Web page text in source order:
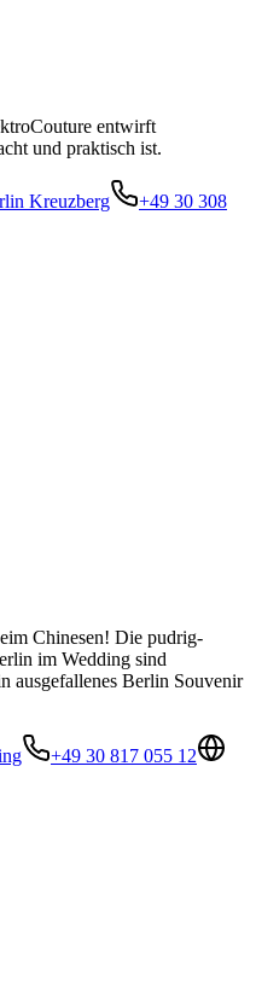
entwirft
und praktisch ist.
Kreuzberg
+49 30 308
Chinesen! Die pudrig-
im Wedding sind
ausgefallenes Berlin Souvenir
+49 30 817 055 12